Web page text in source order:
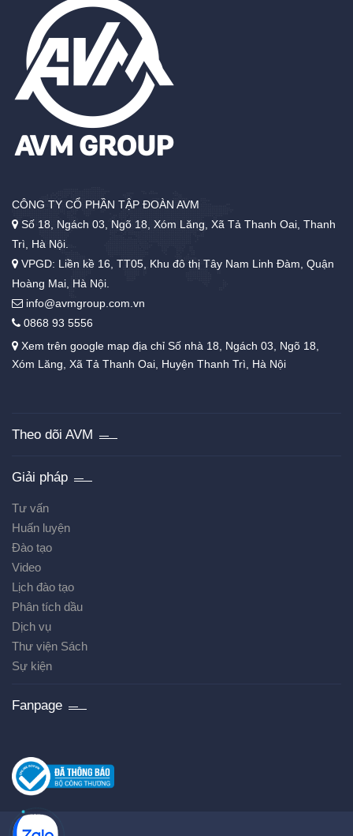
CÔNG TY CỔ PHẦN TẬP ĐOÀN AVM
Số 18, Ngách 03, Ngõ 18, Xóm Lăng, Xã Tả Thanh Oai, Thanh
Trì, Hà Nội.
VPGD: Liền kề 16, TT05, Khu đô thị Tây Nam Linh Đàm, Quận
Hoàng Mai, Hà Nội.
info@avmgroup.com.vn
0868 93 5556
Xem trên google map địa chỉ Số nhà 18, Ngách 03, Ngõ 18,
Xóm Lăng, Xã Tả Thanh Oai, Huyện Thanh Trì, Hà Nội
Theo dõi AVM
Giải pháp
Tư vấn
Huấn luyện
Đào tạo
Video
Lịch đào tạo
Phân tích dầu
Dịch vụ
Thư viện Sách
Sự kiện
Fanpage